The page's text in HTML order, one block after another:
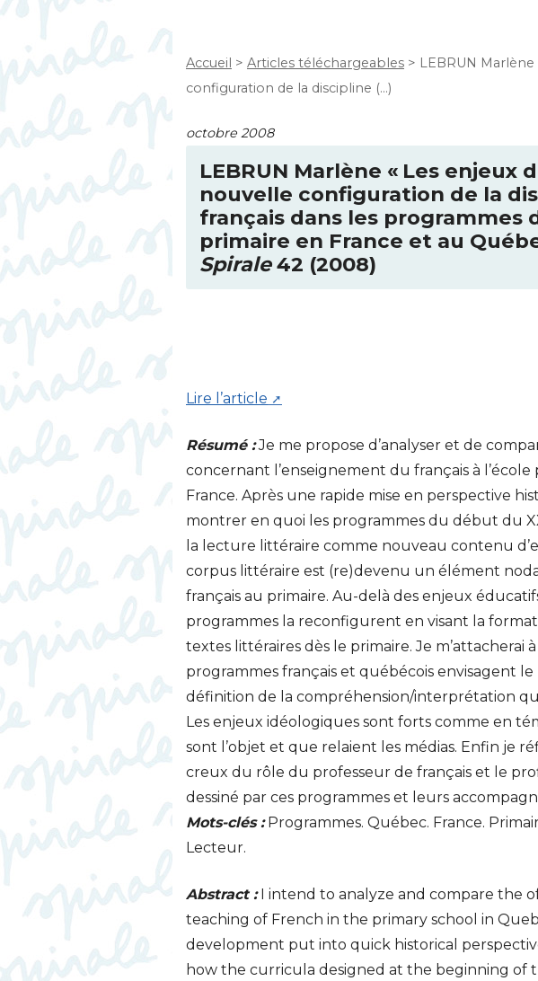
Accueil > Articles téléchargeables > LEBRUN
configuration de la discipline (…)
octobre 2008
LEBRUN Marlène « Les enjeux
nouvelle configuration de la
français dans les programmes
primaire en France et au
Spirale42 (2008)
Lire l’article
Résumé : Je me propose d’analyser et de
concernant l’enseignement du français à
France. Après une rapide mise en perspective
montrer en quoi les programmes du début du
la lecture littéraire comme nouveau contenu
corpus littéraire est (re)devenu un élément
français au primaire. Au-delà des enjeux
programmes la reconfigurent en visant la
textes littéraires dès le primaire. Je m’attacherai
programmes français et québécois envisagent
définition de la compréhension/interprétation
Les enjeux idéologiques sont forts comme en
sont l’objet et que relaient les médias. Enfin je
creux du rôle du professeur de français et le
dessiné par ces programmes et leurs
Mots-clés : Programmes. Québec. France.
Lecteur.
Abstract :
I intend to analyze and compare the
teaching of French in the primary school in
development put into quick historical
how the curricula designed at the beginning of